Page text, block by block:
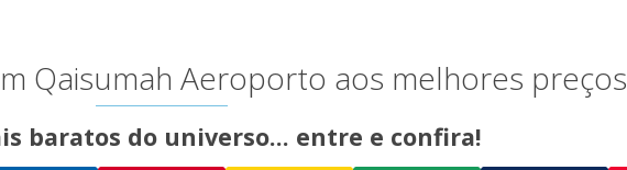
Qaisumah Aeroporto aos melhores preços
baratos do universo... entre e confira!